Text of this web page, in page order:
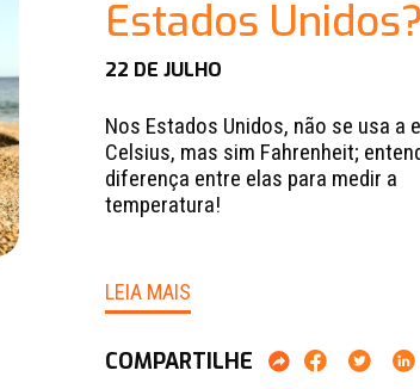
Estados Unidos?
22 DE JULHO
Nos Estados Unidos, não se usa a
Celsius, mas sim Fahrenheit;
diferença entre elas para medir a
temperatura!
LEIA MAIS
COMPARTILHE